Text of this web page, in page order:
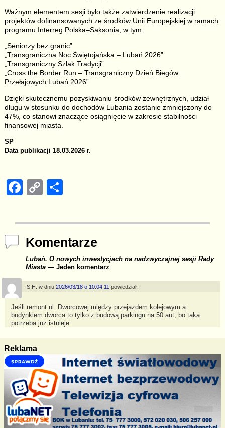
Ważnym elementem sesji było także zatwierdzenie realizacji
projektów dofinansowanych ze środków Unii Europejskiej w ramach
programu Interreg Polska–Saksonia, w tym:
„Seniorzy bez granic”
„Transgraniczna Noc Świętojańska – Lubań 2026”
„Transgraniczny Szlak Tradycji”
„Cross the Border Run – Transgraniczny Dzień Biegów
Przełajowych Lubań 2026”
Dzięki skutecznemu pozyskiwaniu środków zewnętrznych, udział
długu w stosunku do dochodów Lubania zostanie zmniejszony do
47%, co stanowi znaczące osiągnięcie w zakresie stabilności
finansowej miasta.
SP
Data publikacji 18.03.2026 r.
F
c
e
b
o
o
k
C
p
y
Li
n
k
S
ar
e
Komentarze
Lubań. O nowych inwestycjach na nadzwyczajnej sesji Rady
Miasta— Jeden komentarz
S.H. w dniu 2026/03/18 o 10:04:11 powiedział:
Jeśli remont ul. Dworcowej między przejazdem kolejowym a
budynkiem dworca to tylko z budową parkingu na 50 aut, bo taka
potrzeba już istnieje
Reklama